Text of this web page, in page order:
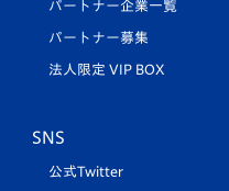
パートナー企業一覧
パートナー募集
法人限定 VIP BOX
SNS
公式Twitter